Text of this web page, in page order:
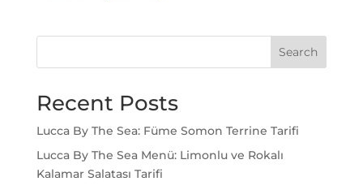
Search
Recent Posts
Lucca By The Sea: Füme Somon Terrine Tarifi
Lucca By The Sea Menü: Limonlu ve Rokalı
Kalamar Salatası Tarifi